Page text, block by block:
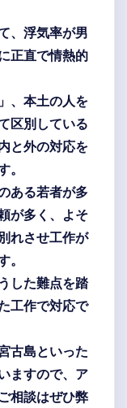
、浮気率が男
正直で情熱的
、本土の人を
区別している
と外の対応を
。
ある若者が多
が多く、よそ
れさせ工作が
。
した難点を踏
工作で対応で
古島といった
ますので、ア
相談はぜひ弊